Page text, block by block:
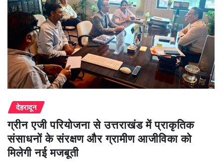
देहरादून
ग्रीन एजी परियोजना से उत्तराखंड में प्राकृतिक
संसाधनों के संरक्षण और ग्रामीण आजीविका को
मिलेगी नई मजबूती